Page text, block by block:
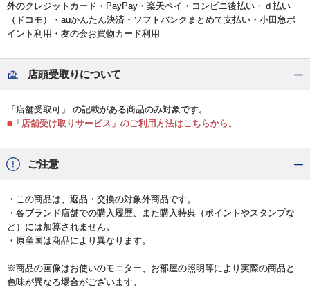
外のクレジットカード・PayPay・楽天ペイ・コンビニ後払い・ｄ払い
（ドコモ）・auかんたん決済・ソフトバンクまとめて支払い・小田急ポ
イント利用・友の会お買物カード利用
店頭受取りについて
「店舗受取可」 の記載がある商品のみ対象です。
■「店舗受け取りサービス」のご利用方法はこちらから。
ご注意
・この商品は、返品・交換の対象外商品です。
・各ブランド店舗での購入履歴、また購入特典（ポイントやスタンプな
ど）には加算されません。
・原産国は商品により異なります。
※商品の画像はお使いのモニター、お部屋の照明等により実際の商品と
色味が異なる場合がございます。